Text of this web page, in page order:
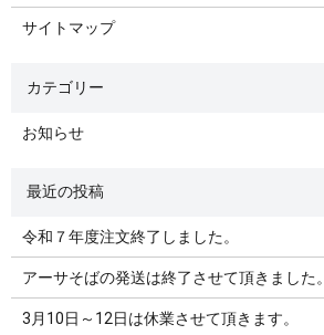
サイトマップ
お知らせ
令和７年度注文終了しました。
アーサそばの発送は終了させて頂きました。
3月10日～12日は休業させて頂きます。